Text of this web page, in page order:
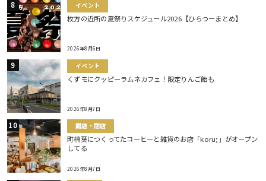
イベント
枚方の近所の夏祭りスケジュール2026【ひらつーまとめ】
2026年8月6日
イベント
くずモにクッピーラムネカフェ！限定りんご飴も
2026年8月7日
開店・閉店
町楠葉につくってたコーヒーと雑貨のお店「koru;」がオープン
してる
2026年8月7日